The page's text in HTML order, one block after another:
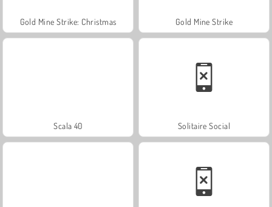
Gold Mine Strike: Christmas Gold Mine Strike
Scala 40 Solitaire Social